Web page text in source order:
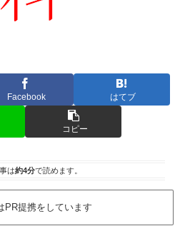
Facebook はてブ
コピー
は約4分で読めます。
PR提携をしています